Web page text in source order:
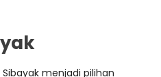
menjadi pilihan